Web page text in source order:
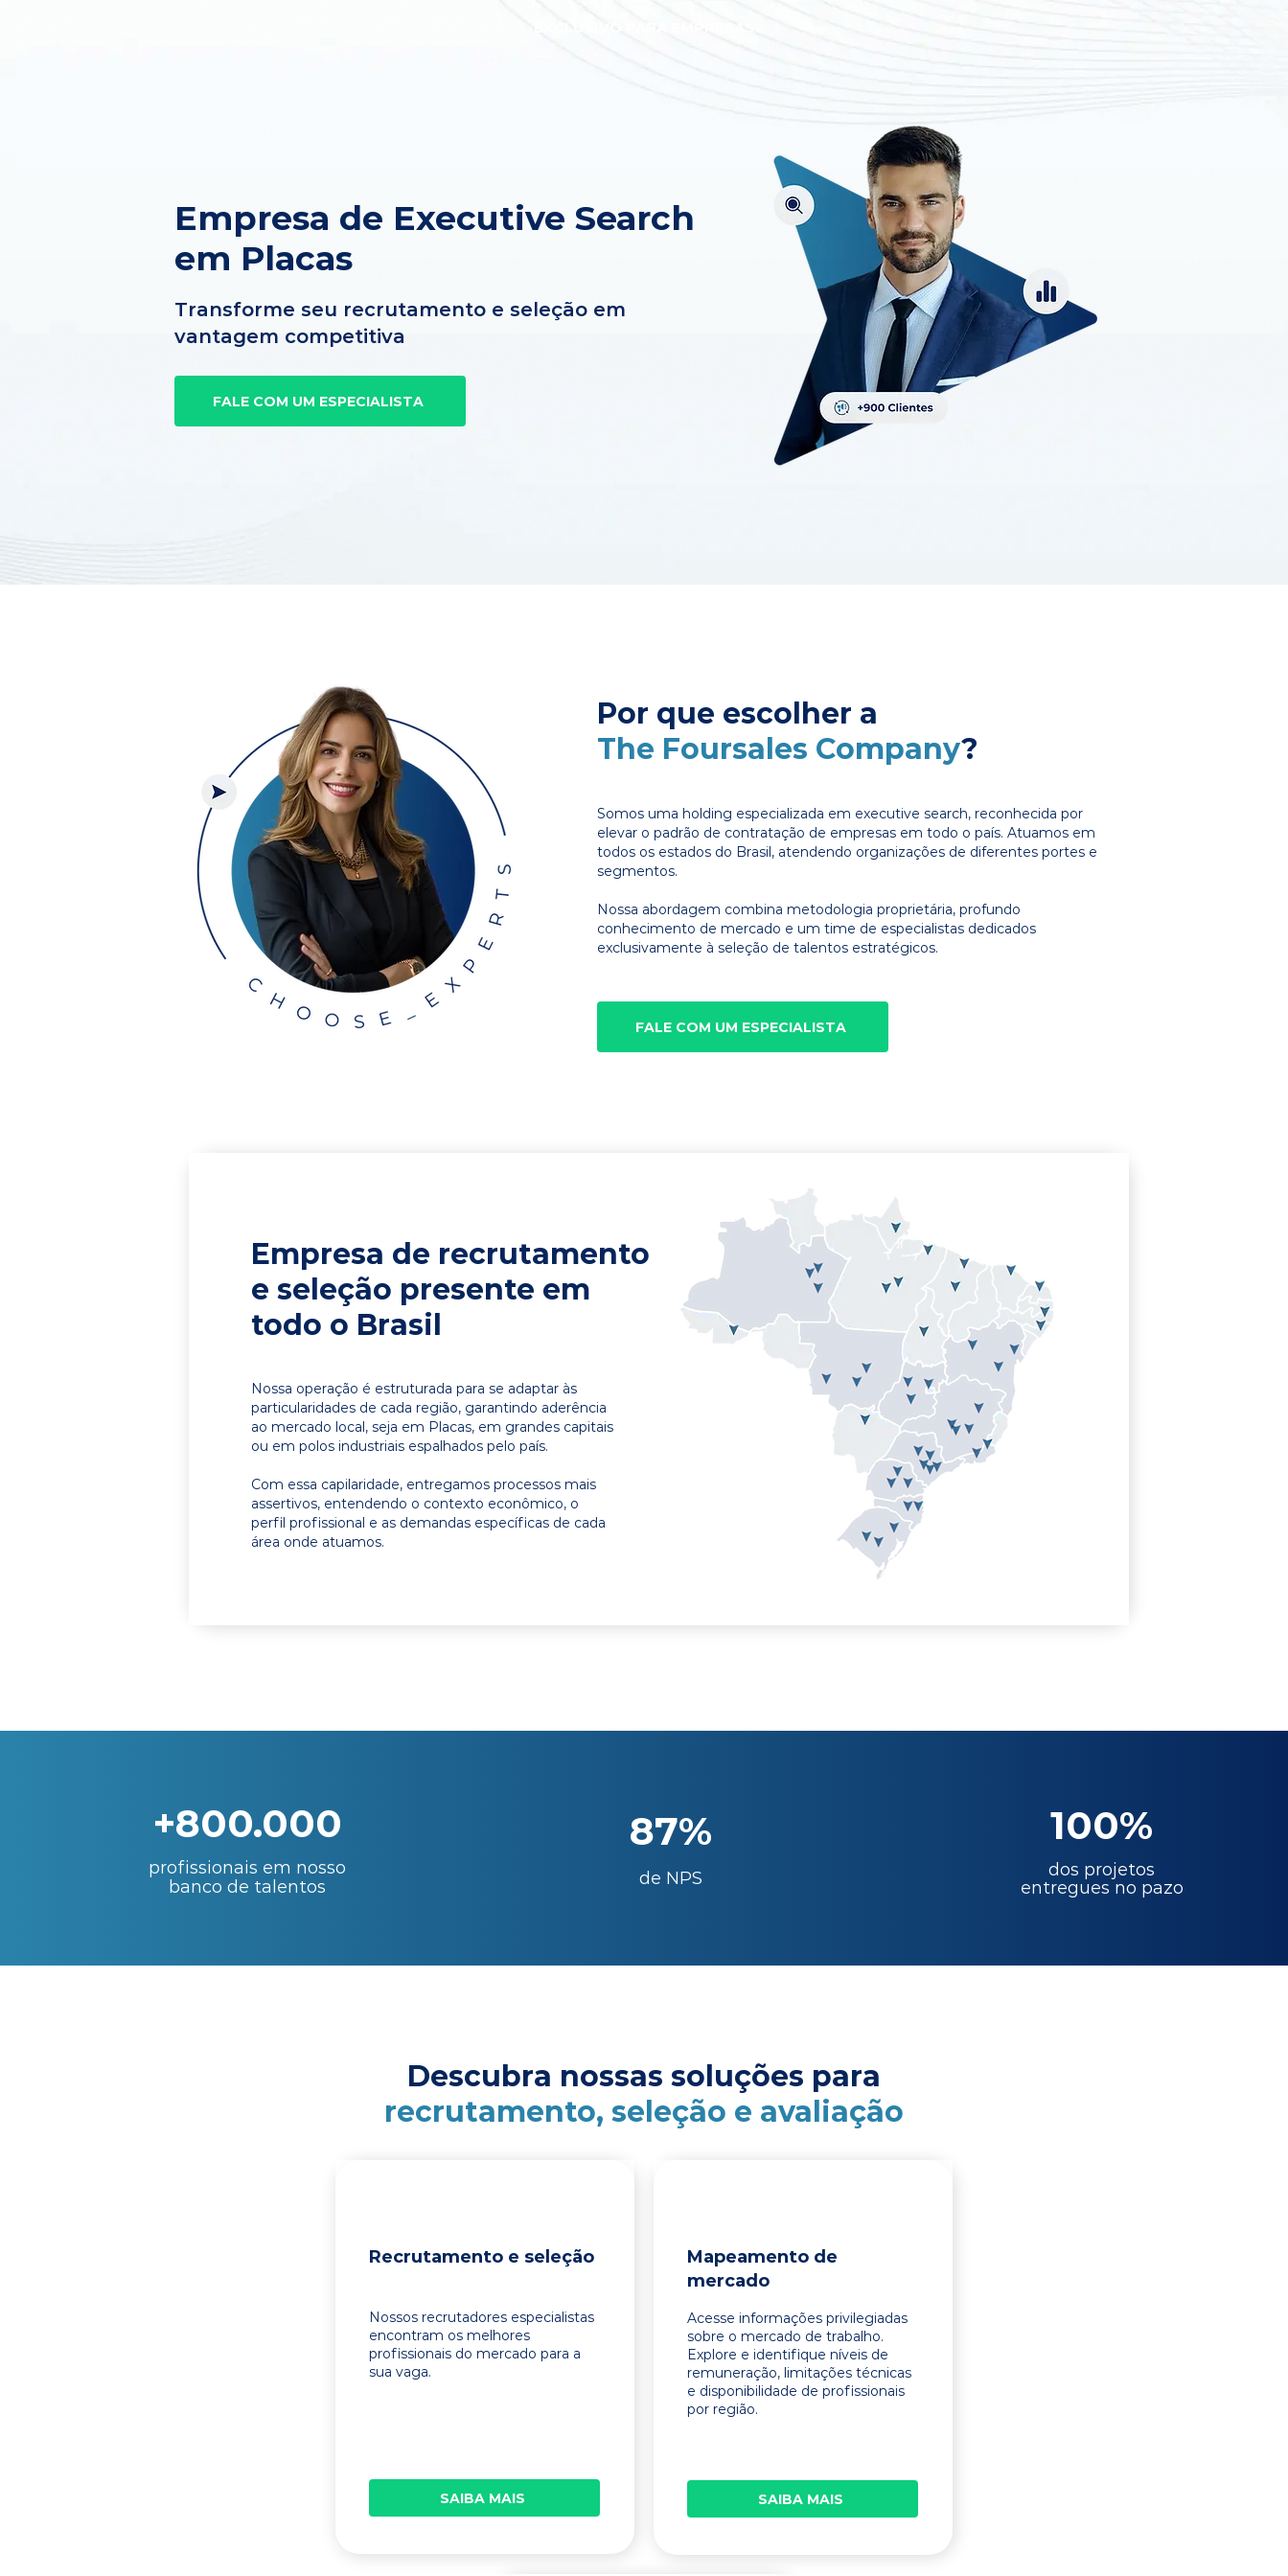
Empresa de Executive Search
em Placas
Transforme seu recrutamento e seleção em
vantagem competitiva
FALE COM UM ESPECIALISTA
Por que escolher a
The Foursales Company?
Somos uma holding especializada em executive search, reconhecida por
elevar o padrão de contratação de empresas em todo o país. Atuamos em
todos os estados do Brasil, atendendo organizações de diferentes portes e
segmentos.
Nossa abordagem combina metodologia proprietária, profundo
conhecimento de mercado e um time de especialistas dedicados
exclusivamente à seleção de talentos estratégicos.
FALE COM UM ESPECIALISTA
Empresa de recrutamento
e seleção presente em
todo o Brasil
Nossa operação é estruturada para se adaptar às
particularidades de cada região, garantindo aderência
ao mercado local, seja em Placas, em grandes capitais
ou em polos industriais espalhados pelo país.
Com essa capilaridade, entregamos processos mais
assertivos, entendendo o contexto econômico, o
perfil profissional e as demandas específicas de cada
área onde atuamos.
+800.000
profissionais em nosso
banco de talentos
87%
de NPS
100%
dos projetos
entregues no pazo
Descubra nossas soluções para
recrutamento, seleção e avaliação
Recrutamento e seleção
Nossos recrutadores especialistas
encontram os melhores
profissionais do mercado para a
sua vaga.
SAIBA MAIS
Mapeamento de
mercado
Acesse informações privilegiadas
sobre o mercado de trabalho.
Explore e identifique níveis de
remuneração, limitações técnicas
e disponibilidade de profissionais
por região.
SAIBA MAIS